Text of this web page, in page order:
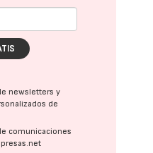
newsletters y
de
comunicaciones